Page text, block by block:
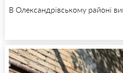
В Олександрівському районі